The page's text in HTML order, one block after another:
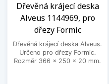
Dřevěná krájecí deska
Alveus 1144969, pro
dřezy Formic
Dřevěná krájecí deska Alveus.
Určeno pro dřezy Formic.
Rozměr 366 x 250 x 20 mm.